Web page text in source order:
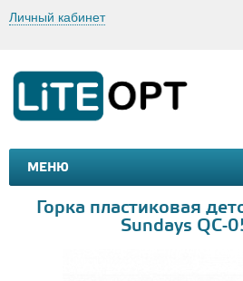
Личный кабинет
МЕНЮ
МАШИНКИ И МОТОЦИКЛЫ
Горка пластиковая
Sundays QC-